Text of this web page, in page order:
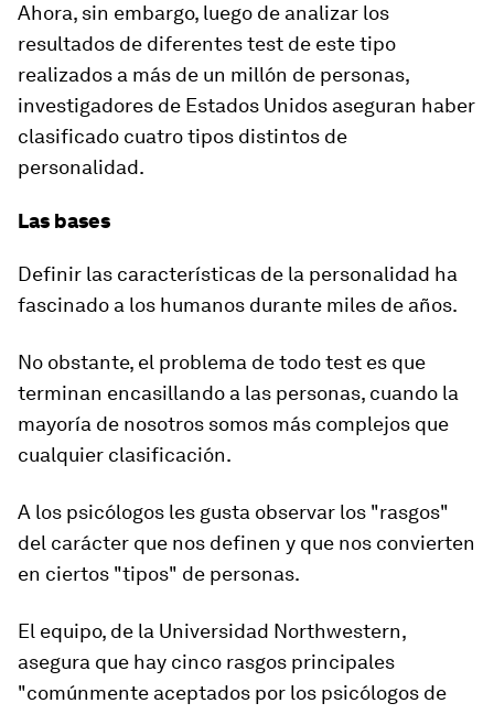
Ahora, sin embargo, luego de analizar los
resultados de diferentes test de este tipo
realizados a más de un millón de personas,
investigadores de Estados Unidos aseguran haber
clasificado cuatro tipos distintos de
personalidad.
Las bases
Definir las características de la personalidad ha
fascinado a los humanos durante miles de años.
No obstante, el problema de todo test es que
terminan encasillando a las personas, cuando la
mayoría de nosotros somos más complejos que
cualquier clasificación.
A los psicólogos les gusta observar los "rasgos"
del carácter que nos definen y que nos convierten
en ciertos "tipos" de personas.
El equipo, de la Universidad Northwestern,
asegura que hay cinco rasgos principales
"comúnmente aceptados por los psicólogos de